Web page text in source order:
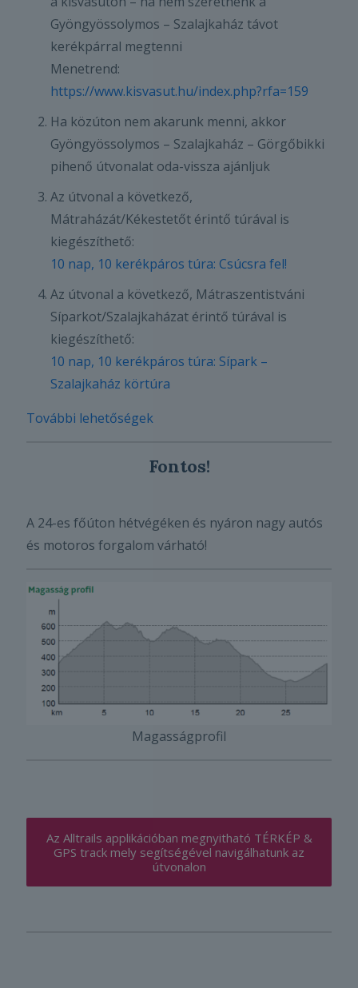
Gyöngyössolymos – Szalajkaház távot
kerékpárral megtenni
Menetrend:
https://www.kisvasut.hu/index.php?rfa=159
Ha közúton nem akarunk menni, akkor
Gyöngyössolymos – Szalajkaház – Görgőbikki
pihenő útvonalat oda-vissza ajánljuk
Az útvonal a következő,
Mátraházát/Kékestetőt érintő túrával is
kiegészíthető:
10 nap, 10 kerékpáros túra: Csúcsra fel!
Az útvonal a következő, Mátraszentistváni
Síparkot/Szalajkaházat érintő túrával is
kiegészíthető:
10 nap, 10 kerékpáros túra: Sípark –
Szalajkaház körtúra
További lehetőségek
Fontos!
A 24-es főúton hétvégéken és nyáron nagy autós
és motoros forgalom várható!
Magasságprofil
Az Alltrails applikációban megnyitható TÉRKÉP &
GPS track mely segítségével navigálhatunk az
útvonalon